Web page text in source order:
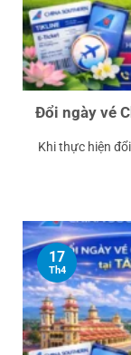
Đổi ngày vé
Khi thực hiện
17
Th4